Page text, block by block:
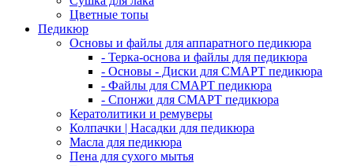
Цветные топы
Педикюр
Основы и файлы для аппаратного педикюра
- Терка-основа и файлы для педикюра
- Основы - Диски для СМАРТ педикюра
- Файлы для СМАРТ педикюра
- Спонжи для СМАРТ педикюра
Кератолитики и ремуверы
Колпачки | Насадки для педикюра
Масла для педикюра
Пена для сухого мытья